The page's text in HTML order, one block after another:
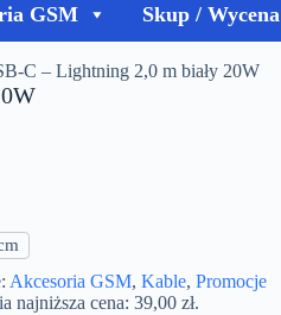
GSM Skup / Wycena
C – Lightning 2,0 m biały 20W
Akcesoria GSM, Kable, Promocje
najniższa cena: 39,00 zł.